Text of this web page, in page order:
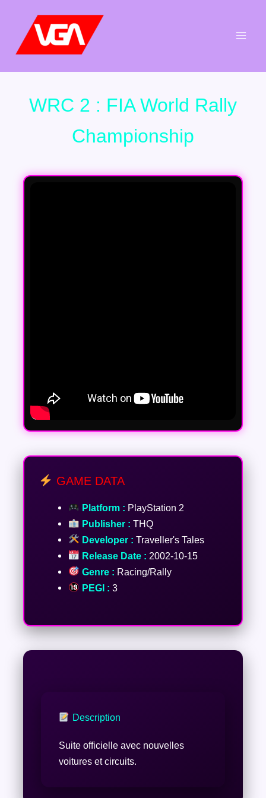
contenu
WRC 2 : FIA World Rally
Championship
GAME DATA
Platform : PlayStation 2
Publisher : THQ
Developer : Traveller's Tales
Release Date : 2002-10-15
Genre : Racing/Rally
PEGI : 3
Description
Suite officielle avec nouvelles
voitures et circuits.